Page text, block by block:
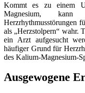
Kommt es zu einem
Magnesium,
Herzrhythmusstörungen
als „Herzstolpern“ wahr.
ein Arzt aufgesucht
häufiger Grund für
des Kalium-Magnesium-
Ausgewogene